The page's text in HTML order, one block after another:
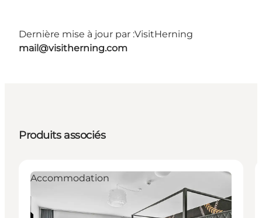
Dernière mise à jour par :VisitHerning
mail@visitherning.com
Produits associés
Accommodation